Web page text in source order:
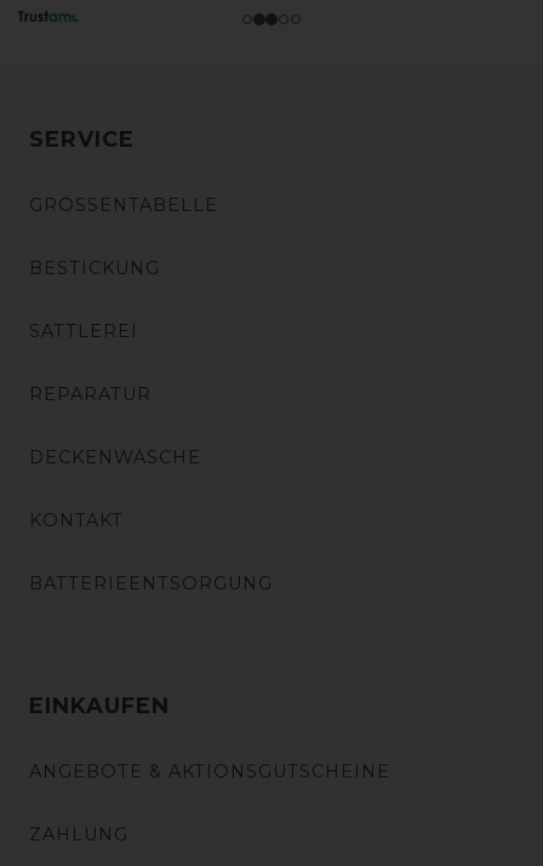
SERVICE
GRÖSSENTABELLE
BESTICKUNG
SATTLEREI
REPARATUR
DECKENWÄSCHE
KONTAKT
BATTERIEENTSORGUNG
EINKAUFEN
ANGEBOTE & AKTIONSGUTSCHEINE
ZAHLUNG